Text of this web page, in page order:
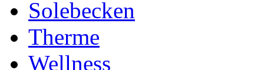
Solebecken
Therme
Wellness